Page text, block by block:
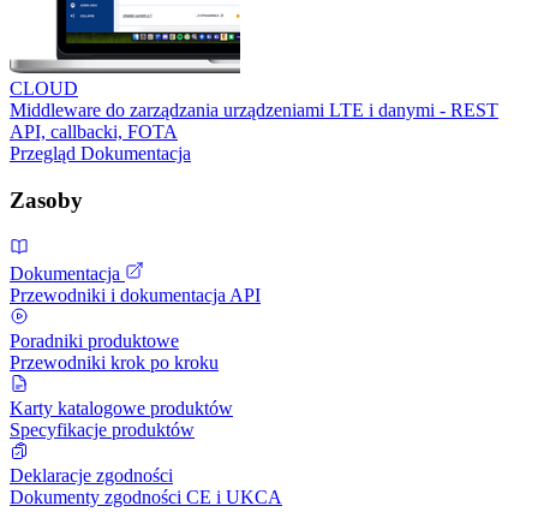
CLOUD
Middleware do zarządzania urządzeniami LTE i danymi - REST
API, callbacki, FOTA
Przegląd Dokumentacja
Zasoby
Dokumentacja
Przewodniki i dokumentacja API
Poradniki produktowe
Przewodniki krok po kroku
Karty katalogowe produktów
Specyfikacje produktów
Deklaracje zgodności
Dokumenty zgodności CE i UKCA